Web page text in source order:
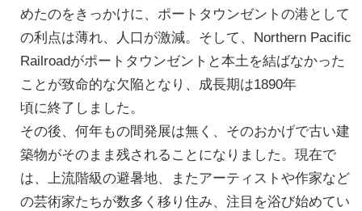
めたのをきっかけに、ポートタウンゼントの港として
の利点は薄れ、人口が激減。そして、Northern Pacific
Railroadがポートタウンゼントと本土を結ばなかった
ことが致命的な欠陥となり、成長期は1890年
頃に終了しました。
その後、何年もの間発展は無く、そのおかげで古い建
築物がそのまま残されることになりました。現在で
は、上流階級の避暑地、またアーティストや作家など
の芸術家たちが数多く移り住み、注目を浴び始めてい